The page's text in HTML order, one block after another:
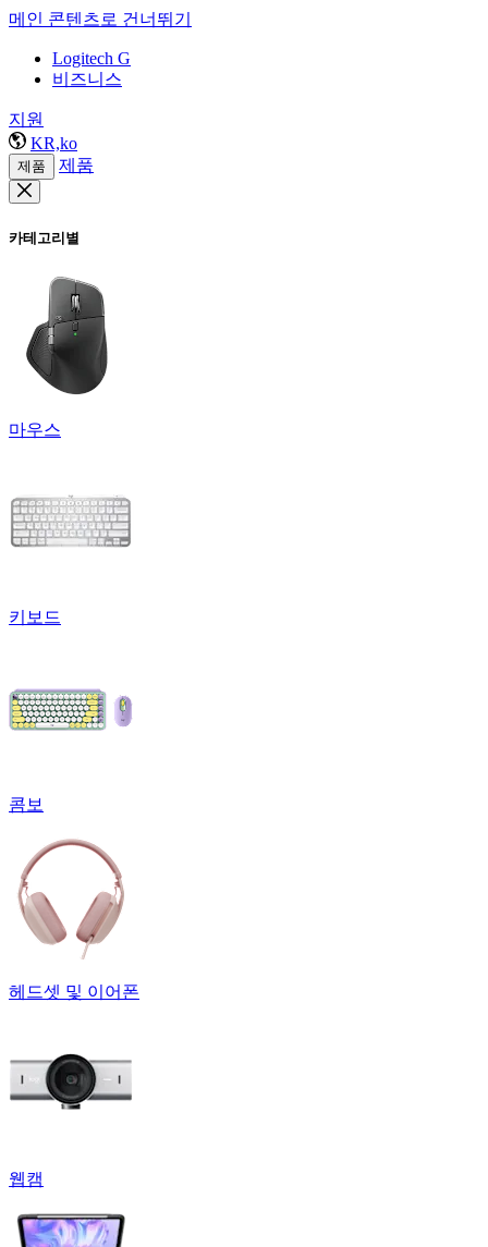
메인 콘텐츠로 건너뛰기
Logitech G
비즈니스
지원
KR,ko
제품 제품
카테고리별
마우스
키보드
콤보
헤드셋 및 이어폰
웹캠